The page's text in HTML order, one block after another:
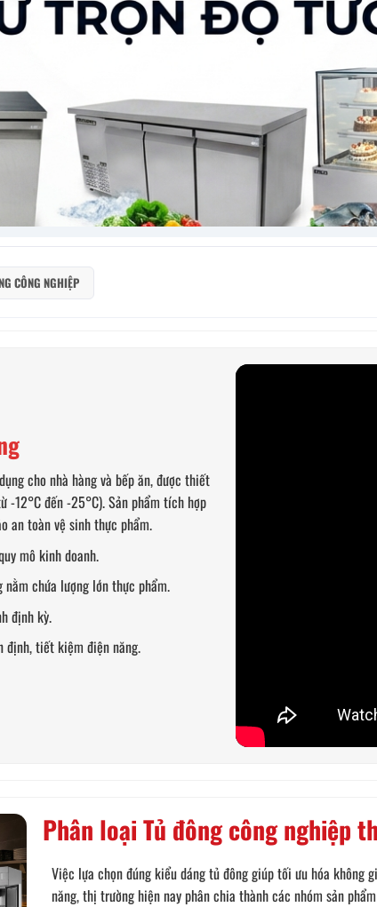
CÔNG NGHIỆP
cho nhà hàng và bếp ăn, được thiết
-12°C đến -25°C). Sản phẩm tích hợp
an toàn vệ sinh thực phẩm.
mô kinh doanh.
chứa lượng lớn thực phẩm.
định kỳ.
định, tiết kiệm điện năng.
Phân loại Tủ đông công nghiệp
Việc lựa chọn đúng kiểu dáng tủ đông giúp tối ưu hóa không
năng, thị trường hiện nay phân chia thành các nhóm sản